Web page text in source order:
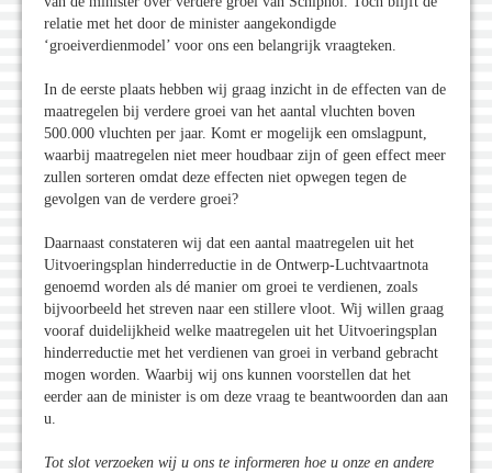
relatie met het door de minister aangekondigde
‘groeiverdienmodel’ voor ons een belangrijk vraagteken.
In de eerste plaats hebben wij graag inzicht in de effecten van de
maatregelen bij verdere groei van het aantal vluchten boven
500.000 vluchten per jaar. Komt er mogelijk een omslagpunt,
waarbij maatregelen niet meer houdbaar zijn of geen effect meer
zullen sorteren omdat deze effecten niet opwegen tegen de
gevolgen van de verdere groei?
Daarnaast constateren wij dat een aantal maatregelen uit het
Uitvoeringsplan hinderreductie in de Ontwerp-Luchtvaartnota
genoemd worden als dé manier om groei te verdienen, zoals
bijvoorbeeld het streven naar een stillere vloot. Wij willen graag
vooraf duidelijkheid welke maatregelen uit het Uitvoeringsplan
hinderreductie met het verdienen van groei in verband gebracht
mogen worden. Waarbij wij ons kunnen voorstellen dat het
eerder aan de minister is om deze vraag te beantwoorden dan aan
u.
Tot slot verzoeken wij u ons te informeren hoe u onze en andere